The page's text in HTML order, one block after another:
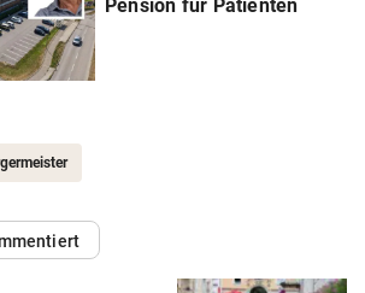
Pension für Patienten